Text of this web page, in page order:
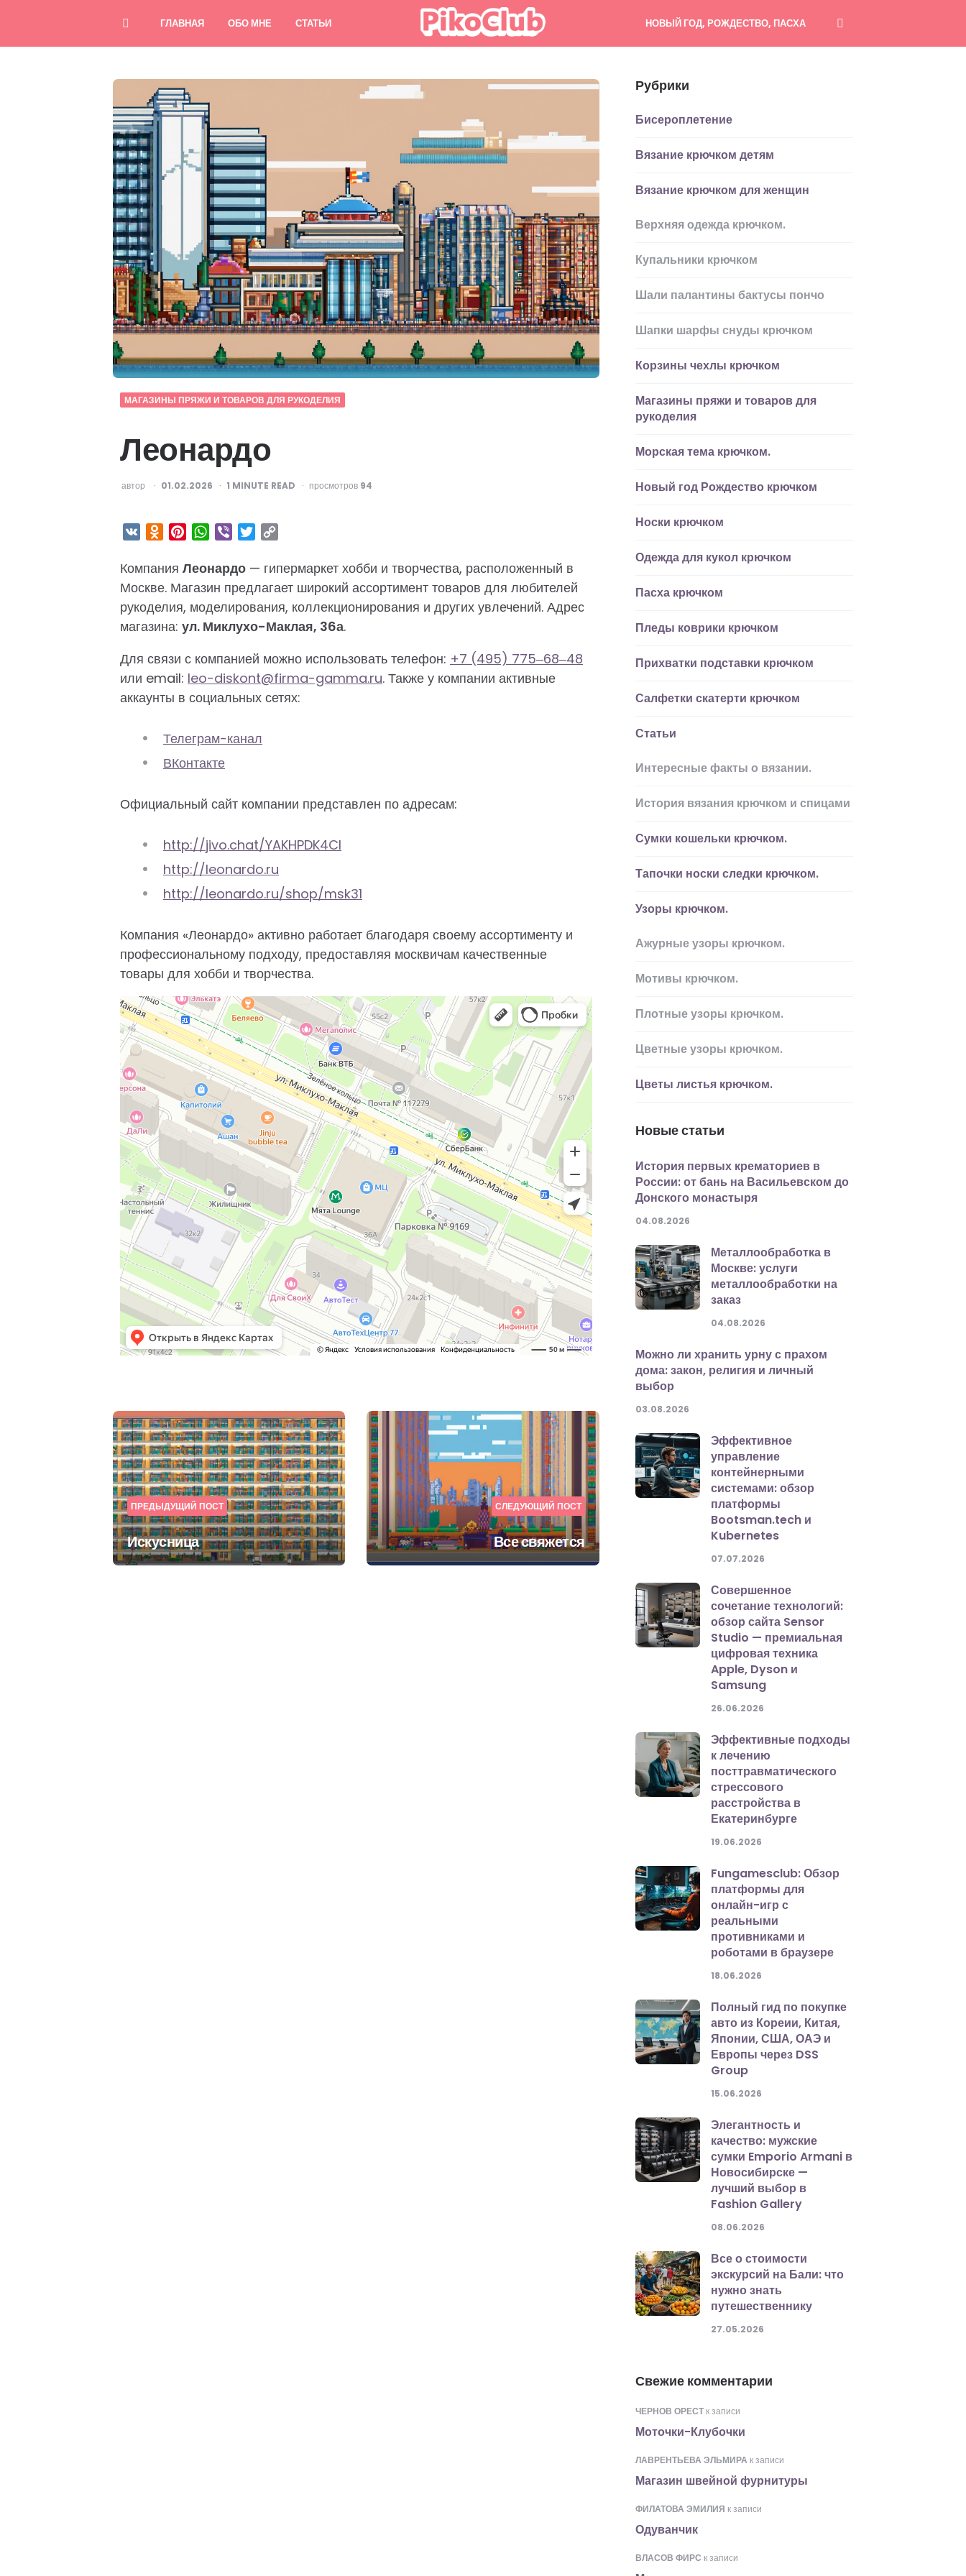
ГЛАВНАЯ ОБО МНЕ СТАТЬИ НОВЫЙ ГОД, РОЖДЕСТВО, ПАСХА
МАГАЗИНЫ ПРЯЖИ И ТОВАРОВ ДЛЯ РУКОДЕЛИЯ
Леонардо
ОПУБЛИКОВАНО
автор 01.02.2026 1 MINUTE READ просмотров 94
VK Odnoklassniki
PinterestWhatsApp
Viber Twitter
Компания Леонардо — гипермаркет хобби и творчества, расположенный в
Москве. Магазин предлагает широкий ассортимент товаров для любителей
рукоделия, моделирования, коллекционирования и других увлечений. Адрес
магазина: ул. Миклухо-Маклая, 36а.
Для связи с компанией можно использовать телефон: +7 (495) 775‒68‒48
или email: leo-diskont@firma-gamma.ru. Также у компании активные
аккаунты в социальных сетях:
Телеграм-канал
ВКонтакте
Официальный сайт компании представлен по адресам:
http://jivo.chat/YAKHPDK4Cl
http://leonardo.ru
http://leonardo.ru/shop/msk31
Компания «Леонардо» активно работает благодаря своему ассортименту и
профессиональному подходу, предоставляя москвичам качественные
товары для хобби и творчества.
Post
navigation
ПРЕДЫДУЩИЙ ПОСТ
Искусница
СЛЕДУЮЩИЙ ПОСТ
Все свяжется
Рубрики
Бисероплетение
Вязание крючком детям
Вязание крючком для женщин
Верхняя одежда крючком.
Купальники крючком
Шали палантины бактусы пончо
Шапки шарфы снуды крючком
Корзины чехлы крючком
Магазины пряжи и товаров для
рукоделия
Морская тема крючком.
Новый год Рождество крючком
Носки крючком
Одежда для кукол крючком
Пасха крючком
Пледы коврики крючком
Прихватки подставки крючком
Салфетки скатерти крючком
Статьи
Интересные факты о вязании.
История вязания крючком и спицами
Сумки кошельки крючком.
Тапочки носки следки крючком.
Узоры крючком.
Ажурные узоры крючком.
Мотивы крючком.
Плотные узоры крючком.
Цветные узоры крючком.
Цветы листья крючком.
Новые статьи
История первых крематориев в
России: от бань на Васильевском до
Донского монастыря
04.08.2026
Металлообработка в
Москве: услуги
металлообработки на
заказ
04.08.2026
Можно ли хранить урну с прахом
дома: закон, религия и личный
выбор
03.08.2026
Эффективное
управление
контейнерными
системами: обзор
платформы
Bootsman.tech и
Kubernetes
07.07.2026
Совершенное
сочетание технологий:
обзор сайта Sensor
Studio — премиальная
цифровая техника
Apple, Dyson и
Samsung
26.06.2026
Эффективные подходы
к лечению
посттравматического
стрессового
расстройства в
Екатеринбурге
19.06.2026
Fungamesclub: Обзор
платформы для
онлайн-игр с
реальными
противниками и
роботами в браузере
18.06.2026
Полный гид по покупке
авто из Кореии, Китая,
Японии, США, ОАЭ и
Европы через DSS
Group
15.06.2026
Элегантность и
качество: мужские
сумки Emporio Armani в
Новосибирске —
лучший выбор в
Fashion Gallery
08.06.2026
Все о стоимости
экскурсий на Бали: что
нужно знать
путешественнику
27.05.2026
Свежие комментарии
ЧЕРНОВ ОРЕСТк записи
Моточки-Клубочки
ЛАВРЕНТЬЕВА ЭЛЬМИРА к записи
Магазин швейной фурнитуры
ФИЛАТОВА ЭМИЛИЯ к записи
Одуванчик
ВЛАСОВ ФИРС к записи